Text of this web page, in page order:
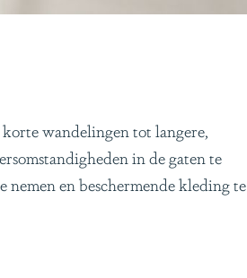
wandelingen tot langere,
in de gaten te
en beschermende kleding te